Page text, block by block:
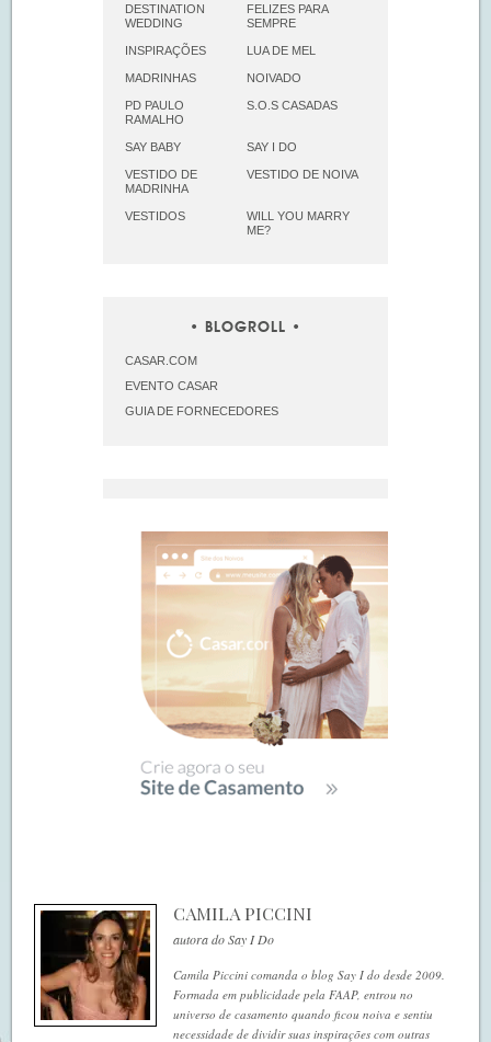
DESTINATION
WEDDING
FELIZES PARA
SEMPRE
INSPIRAÇÕES LUA DE MEL
MADRINHAS NOIVADO
PD PAULO
RAMALHO
S.O.S CASADAS
SAY BABY SAY I DO
VESTIDO DE
MADRINHA
VESTIDO DE NOIVA
VESTIDOS
WILL YOU MARRY
ME?
BLOGROLL
CASAR.COM
EVENTO CASAR
GUIA DE FORNECEDORES
CAMILA PICCINI
autora do Say I Do
Camila Piccini comanda o blog Say I do desde 2009.
Formada em publicidade pela FAAP, entrou no
universo de casamento quando ficou noiva e sentiu
necessidade de dividir suas inspirações com outras